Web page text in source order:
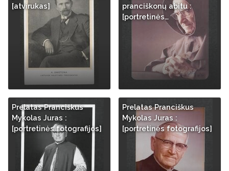
[atvirukas]
pranciškonų abitu :
[portretinės…
Prelatas Pranciškus
Mykolas Juras :
[portretinės fotografijos]
Prelatas Pranciškus
Mykolas Juras :
[portretinės fotografijos]